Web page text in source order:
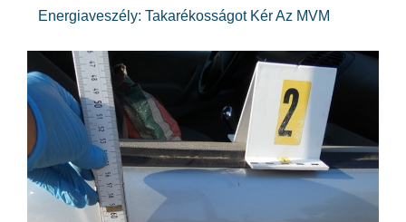
Energiaveszély: Takarékosságot Kér Az MVM